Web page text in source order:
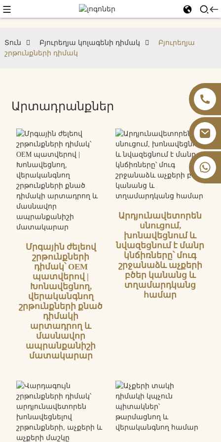
+86 13826059902
Տուն Բյուրեղյա կոլագենի դիմակ
Բյուրեղյա
շրթունքների դիմակ
Արտադրանքներ
Մրգային ժելեով
շրթունքների
դիմակ՝ OEM
պատվերով |
Խոնավեցնող,
վերականգնող
շրթունքների քնած
դիմակի
արտադրող և
մասնավոր
ապրանքանիշի
մատակարար
Արդյունավետորեն
սնուցում,
խոնավեցնում և
նվազեցնում է մանր
կնճիռները՝ մուգ
շրջանաձև աչքերի
բծեր կանանց և
տղամարդկանց
համար